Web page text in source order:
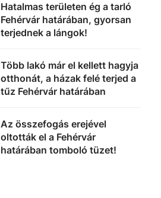
Hatalmas területen ég a tarló
Fehérvár határában, gyorsan
terjednek a lángok!
Több lakó már el kellett hagyja
otthonát, a házak felé terjed a
tűz Fehérvár határában
Az összefogás erejével
oltották el a Fehérvár
határában tomboló tüzet!